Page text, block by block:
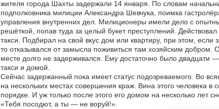
жителя города Шахты задержали 14 января. По словам
подполковника милиции Александра Шевчука, поимка
управления внутренних дел. Милиционеры имели дело с
решёткой, попав туда за целый букет преступлений.
такси. Подбирал на свой вкус дом или квартиру, при этом,
то отказывался от замысла поживиться там хозяйским
месте долго не задерживался. Ему достаточно было двадцати
такси и домой.
Сейчас задержанный пока имеет статус подозреваемого. Во
на нескольких местах совершения краж. Вина этого человека
порядке. И уж только после этого его домом на несколько лет
«Тебя посодют, а ты — не воруй!».